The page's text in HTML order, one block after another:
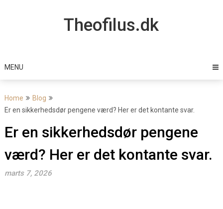
Theofilus.dk
MENU
Home
Blog
Er en sikkerhedsdør pengene værd? Her er det kontante svar.
Er en sikkerhedsdør pengene
værd? Her er det kontante svar.
marts 7, 2026